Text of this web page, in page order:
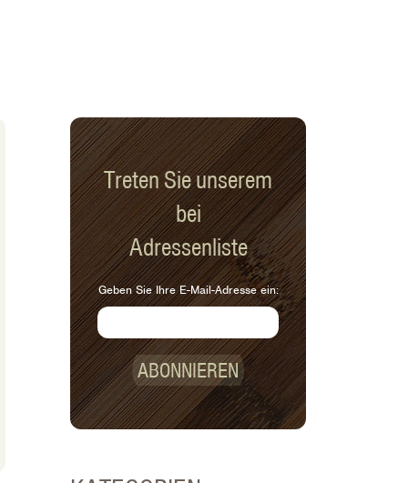
Treten Sie unserem
bei
Adressenliste
Geben Sie Ihre E-Mail-Adresse ein:
ABONNIEREN